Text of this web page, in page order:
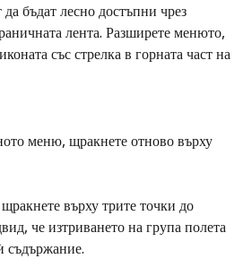
бъдат лесно достъпни чрез
лента. Разширете менюто,
със стрелка в горната част на
меню, щракнете отново върху
върху трите точки до
че изтриването на група полета
съдържание.